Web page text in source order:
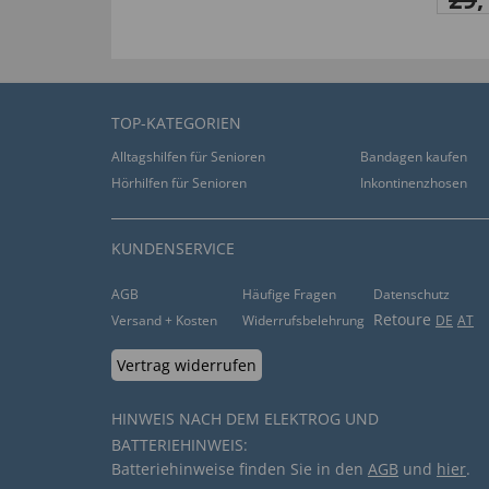
vonHarald W. vom19.05.2021
hilfreich (0) nicht hilfreich (0)
DAS SAGEN UNSERE
von . vom16.05.2022
“Coussin pas trop dur, mais pourrait être un peu
remplir l'assise du fauteuil. Je recommande.”
hilfreich ( 0 ) nicht hilfreich (0
vonmaurice d. vom05.05.2021
TOP-KATEGORIEN
Alltagshilfen für Senioren Bandagen kaufen
Hörhilfen für Senioren
Inkontinenzhosen
KUNDENSERVICE
AGB Häufige Fragen
Datenschutz
Versand + Kosten
Widerrufsbelehrung Retoure DE AT
Vertrag widerrufen
HINWEIS NACH DEM ELEKTROG UND
BATTERIEHINWEIS:
Batteriehinweise finden Sie in den AGB und hier.